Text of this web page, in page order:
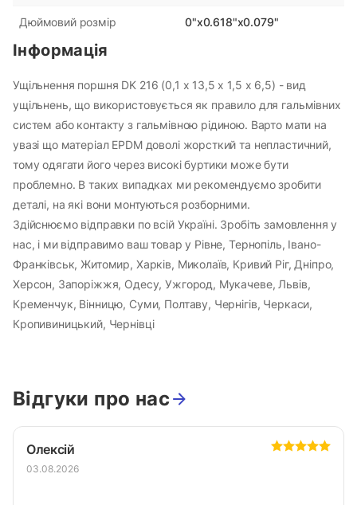
Дюймовий розмір 0"x0.618"x0.079"
Інформація
Ущільнення поршня DK 216 (0,1 x 13,5 x 1,5 x 6,5) - вид
ущільнень, що використовується як правило для гальмівних
систем або контакту з гальмівною рідиною. Варто мати на
увазі що матеріал EPDM доволі жорсткий та непластичний,
тому одягати його через високі буртики може бути
проблемно. В таких випадках ми рекомендуємо зробити
деталі, на які вони монтуються розборними.
Здійснюємо відправки по всій Україні. Зробіть замовлення у
нас, і ми відправимо ваш товар у Рівне, Тернопіль, Івано-
Франківськ, Житомир, Харків, Миколаїв, Кривий Ріг, Дніпро,
Херсон, Запоріжжя, Одесу, Ужгород, Мукачеве, Львів,
Кременчук, Вінницю, Суми, Полтаву, Чернігів, Черкаси,
Кропивиницький, Чернівці
Відгуки про нас
Олексій
03.08.2026